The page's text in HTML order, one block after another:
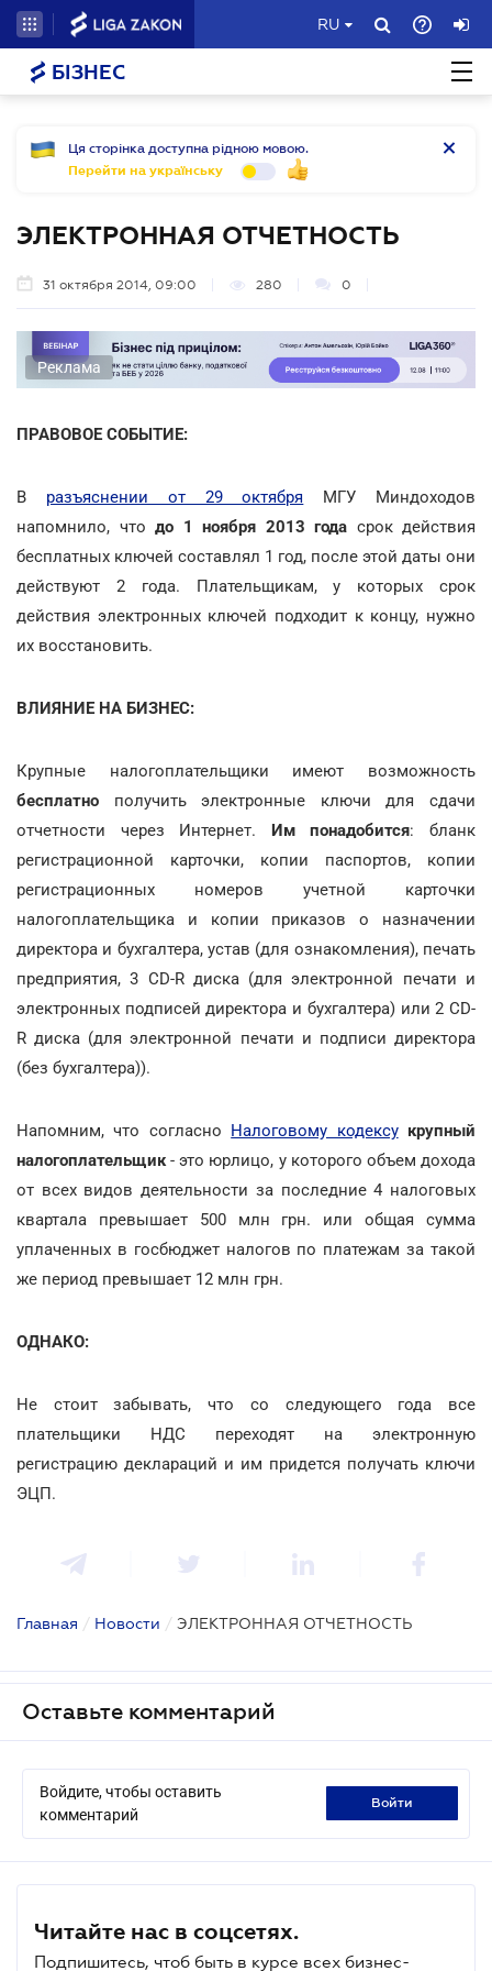
RU
БІЗНЕС
Ця сторінка доступна рідною мовою.
Перейти на українську
ЭЛЕКТРОННАЯ ОТЧЕТНОСТЬ
31 октября 2014, 09:00 280 0
Реклама
ПРАВОВОЕ СОБЫТИЕ:
В разъяснении от 29 октября МГУ Миндоходов
напомнило, что до 1 ноября 2013 года срок действия
бесплатных ключей составлял 1 год, после этой даты они
действуют 2 года. Плательщикам, у которых срок
действия электронных ключей подходит к концу, нужно
их восстановить.
ВЛИЯНИЕ НА БИЗНЕС:
Крупные налогоплательщики имеют возможность
бесплатно получить электронные ключи для сдачи
отчетности через Интернет. Им понадобится: бланк
регистрационной карточки, копии паспортов, копии
регистрационных номеров учетной карточки
налогоплательщика и копии приказов о назначении
директора и бухгалтера, устав (для ознакомления), печать
предприятия, 3 CD-R диска (для электронной печати и
электронных подписей директора и бухгалтера) или 2 CD-
R диска (для электронной печати и подписи директора
(без бухгалтера)).
Напомним, что согласно Налоговому кодексу крупный
налогоплательщик- это юрлицо, у которого объем дохода
от всех видов деятельности за последние 4 налоговых
квартала превышает 500 млн грн. или общая сумма
уплаченных в госбюджет налогов по платежам за такой
же период превышает 12 млн грн.
ОДНАКО:
Не стоит забывать, что со следующего года все
плательщики НДС переходят на электронную
регистрацию деклараций и им придется получать ключи
ЭЦП.
Главная / Новости / ЭЛЕКТРОННАЯ ОТЧЕТНОСТЬ
Оставьте комментарий
Войдите, чтобы оставить
комментарий
войти
Читайте нас в соцсетях.
Подпишитесь, чтоб быть в курсе всех бизнес-